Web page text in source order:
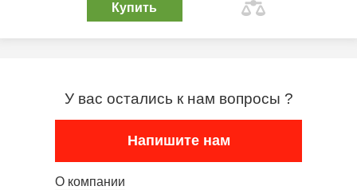
Купить
У вас остались к нам вопросы ?
Напишите нам
О компании